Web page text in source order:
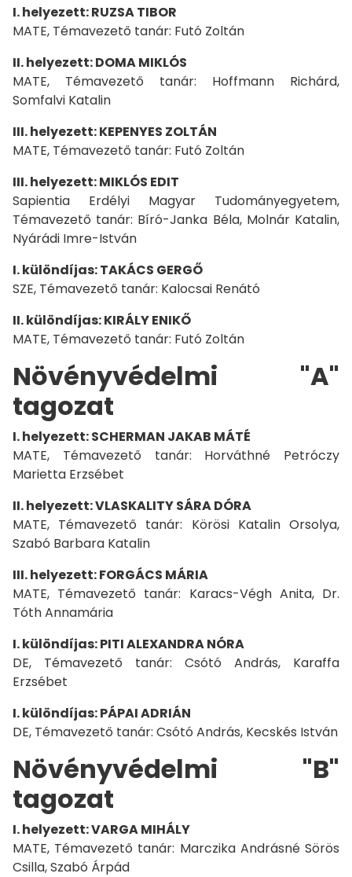
I. helyezett: RUZSA TIBOR
MATE, Témavezető tanár: Futó Zoltán
II. helyezett: DOMA MIKLÓS
MATE, Témavezető tanár: Hoffmann Richárd,
Somfalvi Katalin
III. helyezett: KEPENYES ZOLTÁN
MATE, Témavezető tanár: Futó Zoltán
III. helyezett: MIKLÓS EDIT
Sapientia Erdélyi Magyar Tudományegyetem,
Témavezető tanár: Bíró-Janka Béla, Molnár Katalin,
Nyárádi Imre-István
I. különdíjas: TAKÁCS GERGŐ
SZE, Témavezető tanár: Kalocsai Renátó
II. különdíjas: KIRÁLY ENIKŐ
MATE, Témavezető tanár: Futó Zoltán
Növényvédelmi "A"
tagozat
I. helyezett: SCHERMAN JAKAB MÁTÉ
MATE, Témavezető tanár: Horváthné Petróczy
Marietta Erzsébet
II. helyezett: VLASKALITY SÁRA DÓRA
MATE, Témavezető tanár: Körösi Katalin Orsolya,
Szabó Barbara Katalin
III. helyezett: FORGÁCS MÁRIA
MATE, Témavezető tanár: Karacs-Végh Anita, Dr.
Tóth Annamária
I. különdíjas: PITI ALEXANDRA NÓRA
DE, Témavezető tanár: Csótó András, Karaffa
Erzsébet
I. különdíjas: PÁPAI ADRIÁN
DE, Témavezető tanár: Csótó András, Kecskés István
Növényvédelmi "B"
tagozat
I. helyezett: VARGA MIHÁLY
MATE, Témavezető tanár: Marczika Andrásné Sörös
Csilla, Szabó Árpád